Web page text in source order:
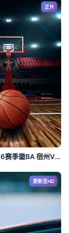
正片
8月2日25-26赛季徽BA 宿州VS芜湖
更新至HD